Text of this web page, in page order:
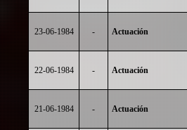
23-06-1984 - Actuación
22-06-1984 - Actuación
21-06-1984 - Actuación